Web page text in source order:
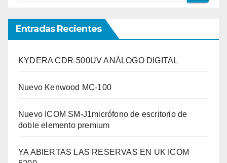
Entradas Recientes
KYDERA CDR-500UV ANÁLOGO DIGITAL
Nuevo Kenwood MC-100
Nuevo ICOM SM-J1micrófono de escritorio de
doble elemento premium
YA ABIERTAS LAS RESERVAS EN UK ICOM